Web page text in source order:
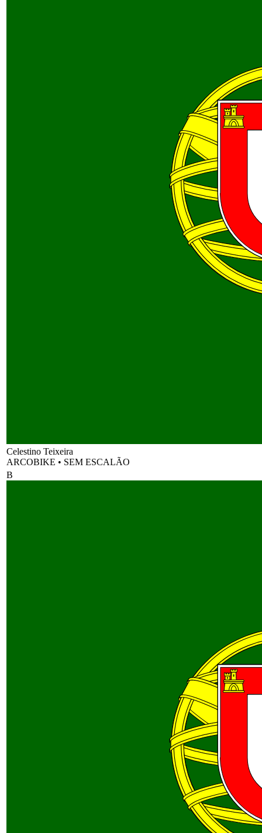
Celestino Teixeira
ARCOBIKE • SEM ESCALÃO
B